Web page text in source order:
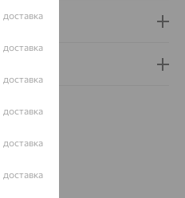
доставка
доставка
доставка
доставка
доставка
доставка